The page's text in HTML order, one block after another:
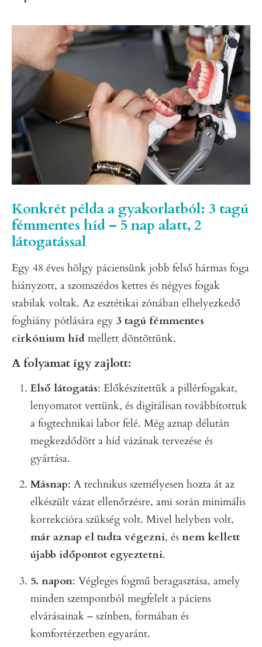
Konkrét példa a gyakorlatból: 3 tagú
fémmentes híd – 5 nap alatt, 2
látogatással
Egy 48 éves hölgy páciensünk jobb felső hármas foga
hiányzott, a szomszédos kettes és négyes fogak
stabilak voltak. Az esztétikai zónában elhelyezkedő
foghiány pótlására egy 3 tagú fémmentes
cirkónium híd mellett döntöttünk.
A folyamat így zajlott:
Első látogatás: Előkészítettük a pillérfogakat,
lenyomatot vettünk, és digitálisan továbbítottuk
a fogtechnikai labor felé. Még aznap délután
megkezdődött a híd vázának tervezése és
gyártása.
Másnap: A technikus személyesen hozta át az
elkészült vázat ellenőrzésre, ami során minimális
korrekcióra szükség volt. Mivel helyben volt,
már aznap el tudta végezni, és nem kellett
újabb időpontot egyeztetni.
5. napon: Végleges fogmű beragasztása, amely
minden szempontból megfelelt a páciens
elvárásainak – színben, formában és
komfortérzetben egyaránt.